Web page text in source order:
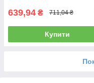
639,94 ₴ 711,04 ₴
Купити